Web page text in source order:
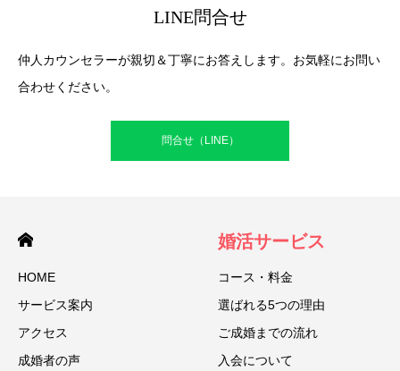
LINE問合せ
仲人カウンセラーが親切＆丁寧にお答えします。お気軽にお問い
合わせください。
問合せ（LINE）
HOME
サービス案内
アクセス
成婚者の声
婚活サービス
コース・料金
選ばれる5つの理由
ご成婚までの流れ
入会について